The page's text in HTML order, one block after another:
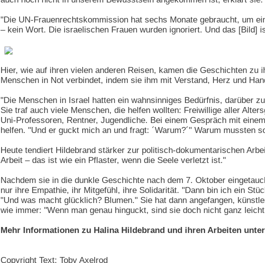
"Die UN-Frauenrechtskommission hat sechs Monate gebraucht, um
– kein Wort. Die israelischen Frauen wurden ignoriert. Und das [Bild]
Hier, wie auf ihren vielen anderen Reisen, kamen die Geschichten
Menschen in Not verbindet, indem sie ihm mit Verstand, Herz und
"Die Menschen in Israel hatten ein wahnsinniges Bedürfnis, darüber
Sie traf auch viele Menschen, die helfen wollten: Freiwillige aller
Uni-Professoren, Rentner, Jugendliche. Bei einem Gespräch mit
helfen. "Und er guckt mich an und fragt: ´Warum?´" Warum mussten
Heute tendiert Hildebrand stärker zur politisch-dokumentarischen
Arbeit – das ist wie ein Pflaster, wenn die Seele verletzt ist."
Nachdem sie in die dunkle Geschichte nach dem 7. Oktober
nur ihre Empathie, ihr Mitgefühl, ihre Solidarität. "Dann bin ich ein
"Und was macht glücklich? Blumen." Sie hat dann angefangen,
wie immer: "Wenn man genau hinguckt, sind sie doch nicht ganz
Mehr Informationen zu Halina Hildebrand und ihren Arbeiten
Copyright Text: Toby Axelrod